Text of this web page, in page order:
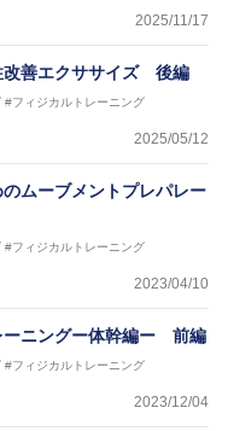
サポートする」を企業理念
の『健康』をあらゆる方向
の「楽しく、豊かに、生き
健康な人生』をサポートし
2025/11/17
改善エクササイズ 後編
#フィジカルトレーニング
2025/05/12
ムーブメントプレパレー
#フィジカルトレーニング
2023/04/10
ーニングー体幹編ー 前編
#フィジカルトレーニング
2023/12/04